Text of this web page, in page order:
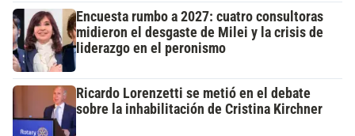
Encuesta rumbo a 2027: cuatro consultoras
midieron el desgaste de Milei y la crisis de
liderazgo en el peronismo
Ricardo Lorenzetti se metió en el debate
sobre la inhabilitación de Cristina Kirchner